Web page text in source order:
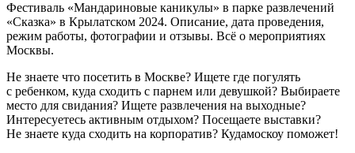
Фестиваль «Мандариновые каникулы» в парке развлечений
«Сказка» в Крылатском 2024. Описание, дата проведения,
режим работы, фотографии и отзывы. Всё о мероприятиях
Москвы.
Не знаете что посетить в Москве? Ищете где погулять
с ребенком, куда сходить с парнем или девушкой? Выбираете
место для свидания? Ищете развлечения на выходные?
Интересуетесь активным отдыхом? Посещаете выставки?
Не знаете куда сходить на корпоратив? Кудамоскоу поможет!